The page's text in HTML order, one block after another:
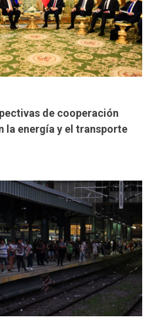
de cooperación
la energía y el transporte